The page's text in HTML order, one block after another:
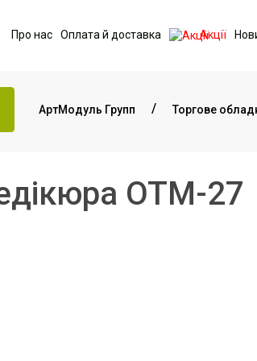
Про нас Оплата й доставка Акції
АртМодуль Групп Торгове
ОТМ-27